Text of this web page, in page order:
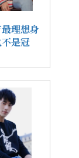
理想身
是冠